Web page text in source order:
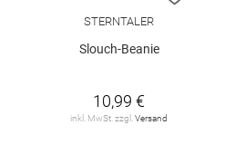
STERNTALER
Slouch-Beanie
10,99 €
inkl. MwSt. zzgl. Versand